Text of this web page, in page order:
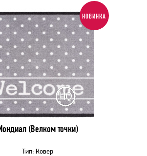
НОВИНКА
(Велком точки)
Тип: Ковер